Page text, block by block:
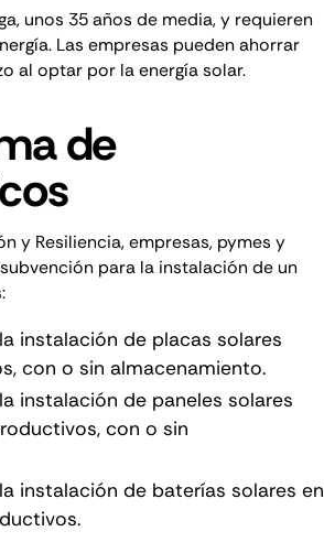
unos 35 años de media, y requieren
Las empresas pueden ahorrar
al optar por la energía solar.
de
y Resiliencia, empresas, pymes y
para la instalación de un
instalación de placas solares
con o sin almacenamiento.
instalación de paneles solares
con o sin
instalación de baterías solares en